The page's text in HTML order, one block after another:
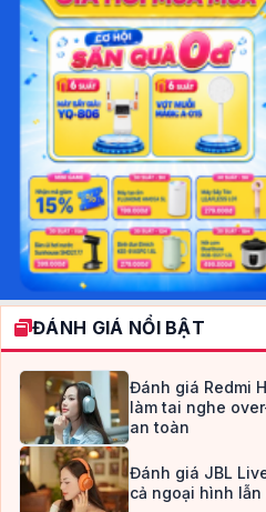
ĐÁNH GIÁ NỔI BẬT
Đánh giá Redmi
làm tai nghe
an toàn
Đánh giá JBL
cả ngoại hình lẫn